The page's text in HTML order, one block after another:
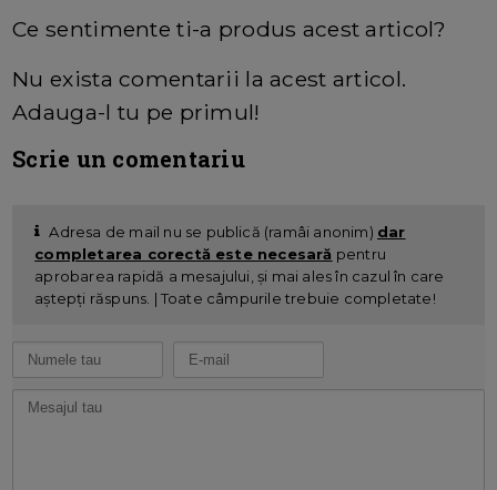
Ce sentimente ti-a produs acest articol?
Nu exista comentarii la acest articol.
Adauga-l tu pe primul!
Scrie un comentariu
Adresa de mail nu se publică (ramâi anonim) dar
completarea corectă este necesară pentru
aprobarea rapidă a mesajului, și mai ales în cazul în care
aștepți răspuns. | Toate câmpurile trebuie completate!